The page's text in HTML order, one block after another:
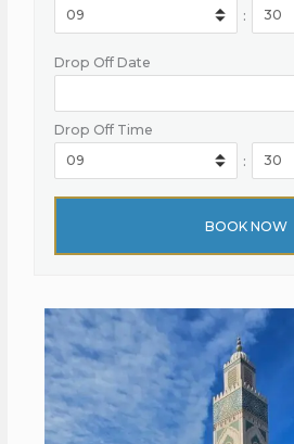
:
Drop Off Date
Drop Off Time
: